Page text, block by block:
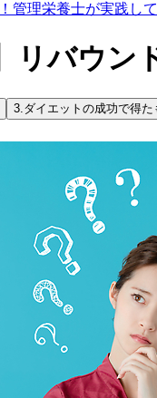
管理栄養士が実践し
リバウ
3.ダイエットの成功で得